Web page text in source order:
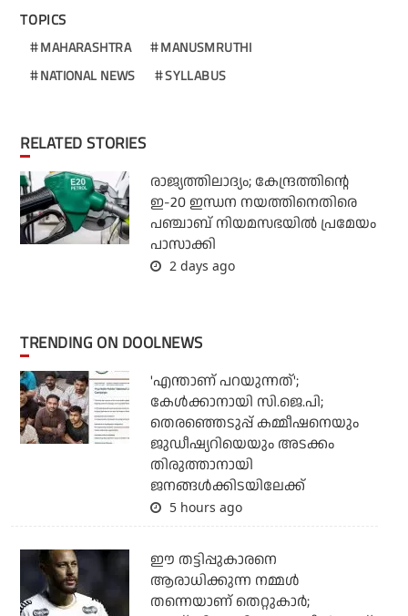
TOPICS
MAHARASHTRA
MANUSMRUTHI
NATIONAL NEWS
SYLLABUS
RELATED STORIES
രാജ്യത്തിലാദ്യം; കേന്ദ്രത്തിന്റെ
ഇ-20 ഇന്ധന നയത്തിനെതിരെ
പഞ്ചാബ് നിയമസഭയില്‍ പ്രമേയം
പാസാക്കി
2 days ago
TRENDING ON DOOLNEWS
'എന്താണ് പറയുന്നത്';
കേള്‍ക്കാനായി സി.ജെ.പി;
തെരഞ്ഞെടുപ്പ് കമ്മീഷനെയും
ജുഡീഷ്യറിയെയും അടക്കം
തിരുത്താനായി
ജനങ്ങള്‍ക്കിടയിലേക്ക്
5 hours ago
ഈ തട്ടിപ്പുകാരനെ
ആരാധിക്കുന്ന നമ്മള്‍
തന്നെയാണ് തെറ്റുകാര്‍;